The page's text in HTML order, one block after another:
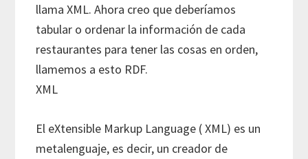
llama XML. Ahora creo que deberíamos
tabular o ordenar la información de cada
restaurantes para tener las cosas en orden,
llamemos a esto RDF.
XML
El eXtensible Markup Language ( XML) es un
metalenguaje, es decir, un creador de